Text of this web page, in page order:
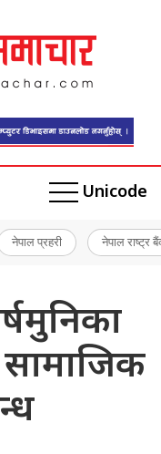
Unicode
नेपाल प्रहरी नेपाल राष्ट्र